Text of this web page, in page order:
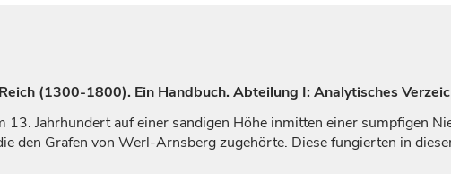
(1300-1800). Ein Handbuch. Abteilung I: Analytisches
13. Jahrhundertauf einer sandigen Höhe inmitten einer sumpfigen
den Grafen von Werl-Arnsberg zugehörte. Diese fungierten in